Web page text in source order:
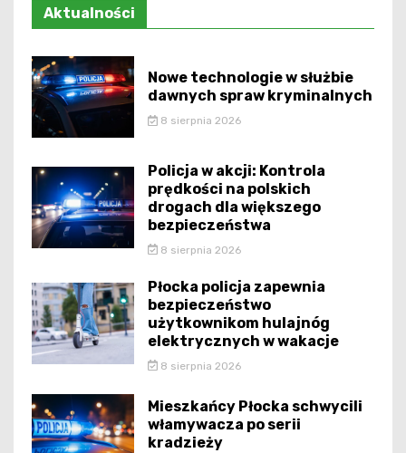
Aktualności
Nowe technologie w służbie
dawnych spraw kryminalnych
8 sierpnia 2026
Policja w akcji: Kontrola
prędkości na polskich
drogach dla większego
bezpieczeństwa
8 sierpnia 2026
Płocka policja zapewnia
bezpieczeństwo
użytkownikom hulajnóg
elektrycznych w wakacje
8 sierpnia 2026
Mieszkańcy Płocka schwycili
włamywacza po serii
kradzieży